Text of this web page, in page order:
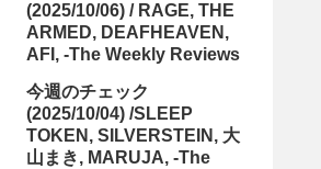
(2025/10/06) / RAGE, THE
ARMED, DEAFHEAVEN,
AFI, -The Weekly Reviews
今週のチェック
(2025/10/04) /SLEEP
TOKEN, SILVERSTEIN, 大
山まき, MARUJA, -The